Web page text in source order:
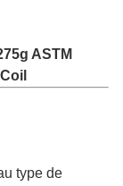
ASTM
type de